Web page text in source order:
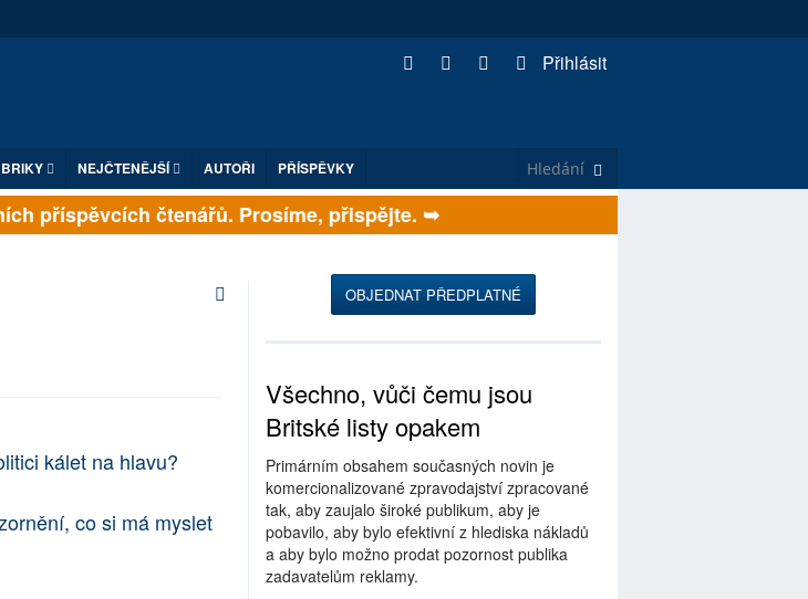
Přihlásit
NEJČTENĚJŠÍ AUTOŘI PŘÍSPĚVKY
příspěvcích čtenářů. Prosíme, přispějte. ➥
kálet na hlavu?
co si má myslet
OBJEDNAT PŘEDPLATNÉ
Všechno, vůči čemu jsou
Britské listy opakem
Primárním obsahem současných novin je
komercionalizované zpravodajství zpracované
tak, aby zaujalo široké publikum, aby je
pobavilo, aby bylo efektivní z hlediska nákladů
a aby bylo možno prodat pozornost publika
zadavatelům reklamy.